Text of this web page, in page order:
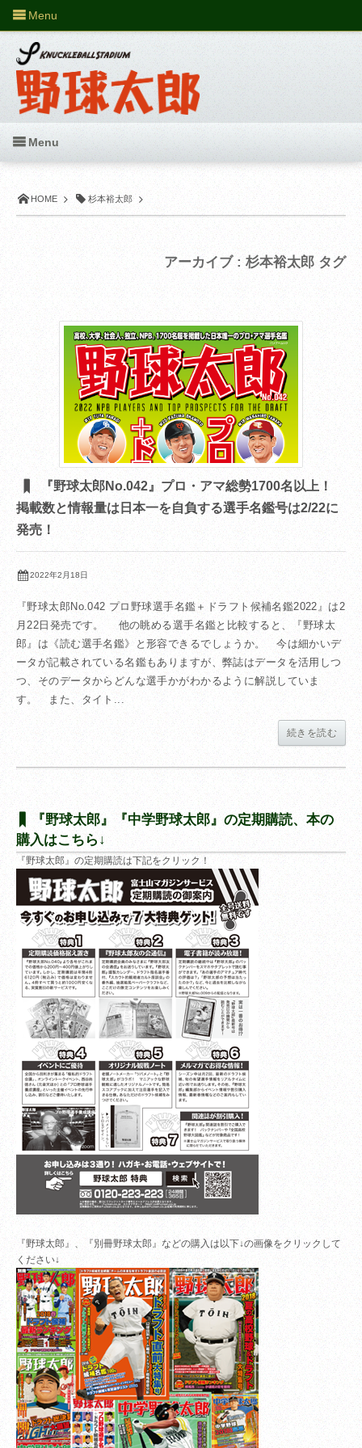
HOME 杉本裕太郎
アーカイブ : 杉本裕太郎 タグ
『野球太郎No.042』プロ・アマ総勢1700名以上！
掲載数と情報量は日本一を自負する選手名鑑号は2/22に
発売！
2022年2月18日
『野球太郎No.042 プロ野球選手名鑑＋ドラフト候補名鑑2022』は2
月22日発売です。 他の眺める選手名鑑と比較すると、『野球太
郎』は《読む選手名鑑》と形容できるでしょうか。 今は細かいデ
ータが記載されている名鑑もありますが、弊誌はデータを活用しつ
つ、そのデータからどんな選手かがわかるように解説していま
す。 また、タイト...
続きを読む
『野球太郎』『中学野球太郎』の定期購読、本の
購入はこちら↓
『野球太郎』の定期購読は下記をクリック！
『野球太郎』、『別冊野球太郎』などの購入は以下↓の画像をクリックして
ください↓
Menu
Menu